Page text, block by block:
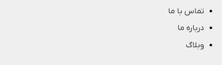
تماس با ما
درباره ما
وبلاگ